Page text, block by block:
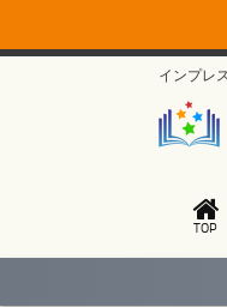
インプレ
TOP